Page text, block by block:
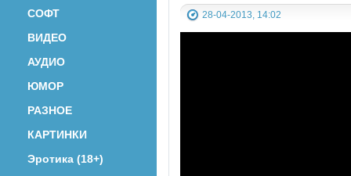
28-04-2013, 14:02
СОФТ
ВИДЕО
АУДИО
ЮМОР
РАЗНОЕ
КАРТИНКИ
Эротика (18+)